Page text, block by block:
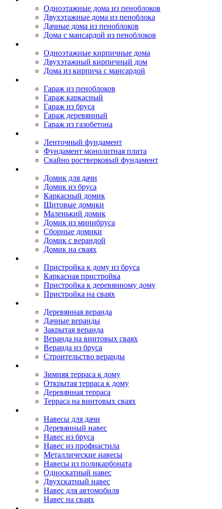
Одноэтажные дома из пеноблоков
Двухэтажные дома из пеноблока
Дачные дома из пеноблоков
Дома с мансардой из пеноблоков
Одноэтажные кирпичные дома
Двухэтажный кирпичный дом
Дома из кирпича с мансардой
Гараж из пеноблоков
Гараж каркасный
Гараж из бруса
Гараж деревянный
Гараж из газобетона
Ленточный фундамент
Фундамент монолитная плита
Свайно ростверковый фундамент
Домик для дачи
Домик из бруса
Каркасный домик
Щитовые домики
Маленький домик
Домик из минибруса
Сборные домики
Домик с верандой
Домик на сваях
Пристройка к дому из бруса
Каркасная пристройка
Пристройка к деревянному дому
Пристройка на сваях
Деревянная веранда
Дачные веранды
Закрытая веранда
Веранда на винтовых сваях
Веранда из бруса
Строительство веранды
Зимняя терраса к дому
Открытая терраса к дому
Деревянная терраса
Терраса на винтовых сваях
Навесы для дачи
Деревянный навес
Навес из бруса
Навес из профнастила
Металлические навесы
Навесы из поликарбоната
Односкатный навес
Двухскатный навес
Навес для автомобиля
Навес на сваях